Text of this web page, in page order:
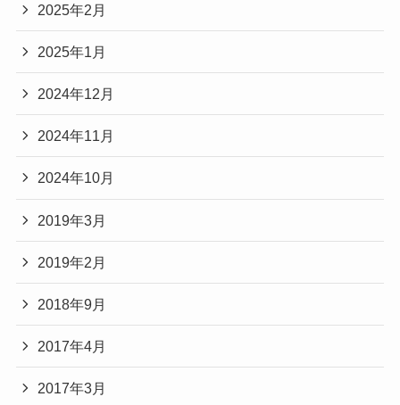
2025年2月
2025年1月
2024年12月
2024年11月
2024年10月
2019年3月
2019年2月
2018年9月
2017年4月
2017年3月